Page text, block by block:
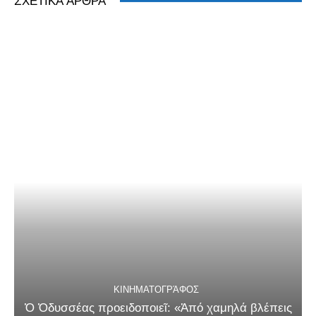
ΚΙΝΗΜΑΤΟΓΡΆΦΟΣ
Ὁ Ὀδυσσέας προειδοποιεῖ: «Ἀπό χαμηλά βλέπεις